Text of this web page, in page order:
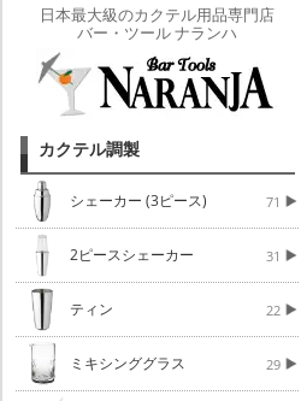
日本最大級のカクテル用品専門店
バー・ツール ナランハ
カクテル調製
シェーカー (3ピース) 71
2ピースシェーカー 31
ティン 22
ミキシンググラス 29